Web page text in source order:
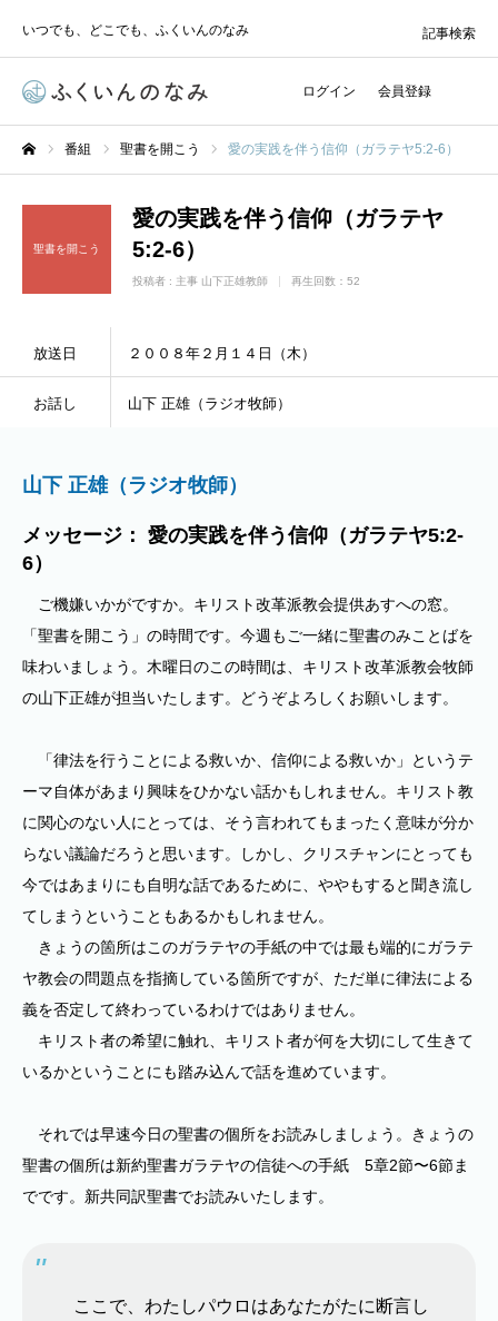
いつでも、どこでも、ふくいんのなみ
ログイン 会員登録
記事検索
番組 聖書を開こう 愛の実践を伴う信仰（ガラテヤ5:2-6）
聖書を開こう
愛の実践を伴う信仰（ガラテヤ
5:2-6）
投稿者 : 主事 山下正雄教師 再生回数：52
放送日 ２００８年２月１４日（木）
お話し 山下 正雄（ラジオ牧師）
山下 正雄（ラジオ牧師）
メッセージ： 愛の実践を伴う信仰（ガラテヤ5:2-
6）
ご機嫌いかがですか。キリスト改革派教会提供あすへの窓。
「聖書を開こう」の時間です。今週もご一緒に聖書のみことばを
味わいましょう。木曜日のこの時間は、キリスト改革派教会牧師
の山下正雄が担当いたします。どうぞよろしくお願いします。
「律法を行うことによる救いか、信仰による救いか」というテ
ーマ自体があまり興味をひかない話かもしれません。キリスト教
に関心のない人にとっては、そう言われてもまったく意味が分か
らない議論だろうと思います。しかし、クリスチャンにとっても
今ではあまりにも自明な話であるために、ややもすると聞き流し
てしまうということもあるかもしれません。
きょうの箇所はこのガラテヤの手紙の中では最も端的にガラテ
ヤ教会の問題点を指摘している箇所ですが、ただ単に律法による
義を否定して終わっているわけではありません。
キリスト者の希望に触れ、キリスト者が何を大切にして生きて
いるかということにも踏み込んで話を進めています。
それでは早速今日の聖書の個所をお読みしましょう。きょうの
聖書の個所は新約聖書ガラテヤの信徒への手紙 5章2節〜6節ま
でです。新共同訳聖書でお読みいたします。
ここで、わたしパウロはあなたがたに断言し